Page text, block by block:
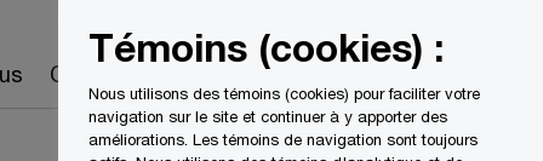
Carrières Recherche
Témoins (cookies) :
Nous utilisons des témoins (cookies) pour faciliter votre
navigation sur le site et continuer à y apporter des
améliorations. Les témoins de navigation sont toujours